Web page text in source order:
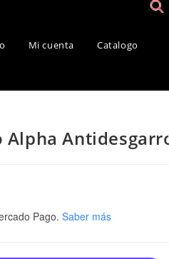
Mi cuenta Catalogo
Alpha
Pago. Saber más